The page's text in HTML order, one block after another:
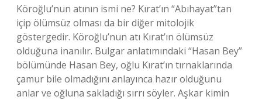
Köroğlu’nun atının ismi ne? Kırat’ın “Abıhayat”tan
içip ölümsüz olması da bir diğer mitolojik
göstergedir. Köroğlu’nun atı Kırat’ın ölümsüz
olduğuna inanılır. Bulgar anlatımındaki “Hasan Bey”
bölümünde Hasan Bey, oğlu Kırat’ın tırnaklarında
çamur bile olmadığını anlayınca hazır olduğunu
anlar ve oğluna sakladığı sırrı söyler. Aşkar kimin